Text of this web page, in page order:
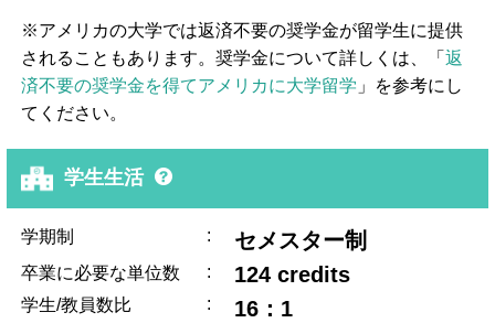
※アメリカの大学では返済不要の奨学金が留学生に提供
されることもあります。奨学金について詳しくは、「返
済不要の奨学金を得てアメリカに大学留学 」を参考にし
てください。
学生生活
学期制 : セメスター制
卒業に必要な単位数 : 124 credits
学生/教員数比 : 16：1